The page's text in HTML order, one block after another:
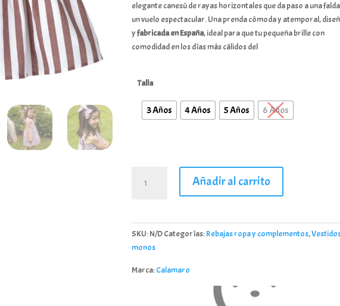
elegante canesú de rayas horizontales que da paso a una
un vuelo espectacular. Una prenda cómoda y atemporal,
yfabricada en España, ideal para que tu pequeña brille con
comodidad en los días más cálidos del
Talla
3 Años 4 Años 5 Años 6 Años
Excellent
Añadir al carrito
SKU:N/DCategorías:Rebajas ropa y complementos,
monos
Marca:Calamaro